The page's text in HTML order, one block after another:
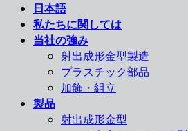
日本語
私たちに関しては
当社の強み
射出成形金型製造
プラスチック部品
加飾・組立
製品
射出成形金型